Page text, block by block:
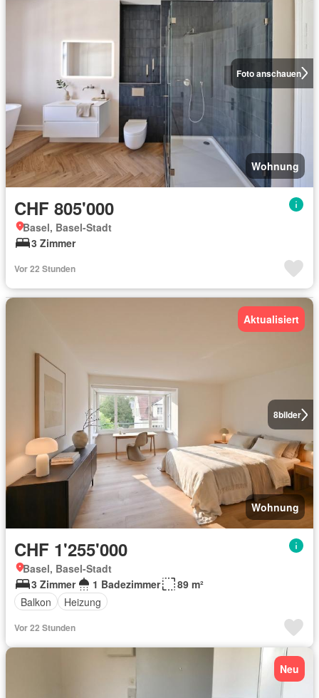
Foto anschauen
Wohnung
CHF 805'000
Basel, Basel-Stadt
3 Zimmer
Vor 22 Stunden
8bilder
Aktualisiert
Wohnung
CHF 1'255'000
Basel, Basel-Stadt
3 Zimmer
1 Badezimmer
89 m²
Balkon
Heizung
Vor 22 Stunden
Neu